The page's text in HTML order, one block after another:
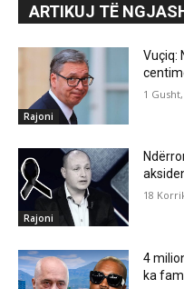
ARTIKUJ TË
Rajoni
Vuçiq:
1
Rajoni
18
4
ka